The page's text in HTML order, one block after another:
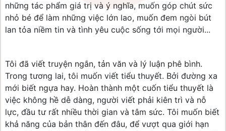
những tác phẩm giá trị và ý nghĩa, muốn góp chút sức
nhỏ bé để làm những việc lớn lao, muốn đem ngòi bút
lan tỏa niềm tin và tình yêu cuộc sống tới mọi người...
Tôi đã viết truyện ngắn, tản văn và lý luận phê bình.
Trong tương lai, tôi muốn viết tiểu thuyết. Bởi đường xa
mới biết ngựa hay. Hoàn thành một cuốn tiểu thuyết là
việc không hề dễ dàng, người viết phải kiên trì và nỗ
lực, đầu tư rất nhiều thời gian và tâm sức. Tôi muốn biết
khả năng của bản thân đến đâu, để vượt qua giới hạn